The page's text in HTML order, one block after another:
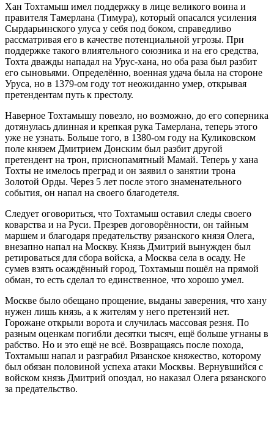
Хан Тохтамыш имел поддержку в лице великого воина и
правителя Тамерлана (Тимура), который опасался усиления
Сырдарьинского улуса у себя под боком, справедливо
рассматривая его в качестве потенциальной угрозы. При
поддержке такого влиятельного союзника и на его средства,
Тохта дважды нападал на Урус-хана, но оба раза был разбит
его сыновьями. Определённо, военная удача была на стороне
Уруса, но в 1379-ом году тот неожиданно умер, открывая
претендентам путь к престолу.
Наверное Тохтамышу повезло, но возможно, до его соперника
дотянулась длинная и крепкая рука Тамерлана, теперь этого
уже не узнать. Больше того, в 1380-ом году на Куликовском
поле князем Дмитрием Донским был разбит другой
претендент на трон, приснопамятный Мамай. Теперь у хана
Тохты не имелось преград и он заявил о занятии трона
Золотой Орды. Через 5 лет после этого знаменательного
события, он напал на своего благодетеля.
Следует оговориться, что Тохтамыш оставил следы своего
коварства и на Руси. Презрев договорённости, он тайным
маршем и благодаря предательству рязанского князя Олега,
внезапно напал на Москву. Князь Дмитрий вынужден был
ретироваться для сбора войска, а Москва села в осаду. Не
сумев взять осаждённый город, Тохтамыш пошёл на прямой
обман, то есть сделал то единственное, что хорошо умел.
Москве было обещано прощение, выданы заверения, что хану
нужен лишь князь, а к жителям у него претензий нет.
Горожане открыли ворота и случилась массовая резня. По
разным оценкам погибли десятки тысяч, ещё больше угнаны в
рабство. Но и это ещё не всё. Возвращаясь после похода,
Тохтамыш напал и разграбил Рязанское княжество, которому
был обязан половиной успеха атаки Москвы. Вернувшийся с
войском князь Дмитрий опоздал, но наказал Олега рязанского
за предательство.